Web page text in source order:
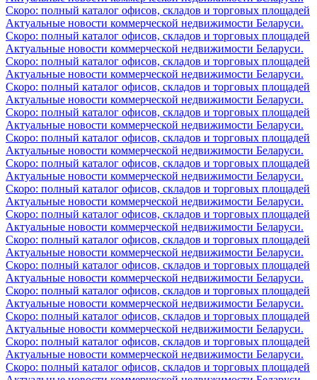
Скоро: полный каталог офисов, складов и торговых площадей
Актуальные новости коммерческой недвижимости Беларуси.
Скоро: полный каталог офисов, складов и торговых площадей
Актуальные новости коммерческой недвижимости Беларуси.
Скоро: полный каталог офисов, складов и торговых площадей
Актуальные новости коммерческой недвижимости Беларуси.
Скоро: полный каталог офисов, складов и торговых площадей
Актуальные новости коммерческой недвижимости Беларуси.
Скоро: полный каталог офисов, складов и торговых площадей
Актуальные новости коммерческой недвижимости Беларуси.
Скоро: полный каталог офисов, складов и торговых площадей
Актуальные новости коммерческой недвижимости Беларуси.
Скоро: полный каталог офисов, складов и торговых площадей
Актуальные новости коммерческой недвижимости Беларуси.
Скоро: полный каталог офисов, складов и торговых площадей
Актуальные новости коммерческой недвижимости Беларуси.
Скоро: полный каталог офисов, складов и торговых площадей
Актуальные новости коммерческой недвижимости Беларуси.
Скоро: полный каталог офисов, складов и торговых площадей
Актуальные новости коммерческой недвижимости Беларуси.
Скоро: полный каталог офисов, складов и торговых площадей
Актуальные новости коммерческой недвижимости Беларуси.
Скоро: полный каталог офисов, складов и торговых площадей
Актуальные новости коммерческой недвижимости Беларуси.
Скоро: полный каталог офисов, складов и торговых площадей
Актуальные новости коммерческой недвижимости Беларуси.
Скоро: полный каталог офисов, складов и торговых площадей
Актуальные новости коммерческой недвижимости Беларуси.
Скоро: полный каталог офисов, складов и торговых площадей